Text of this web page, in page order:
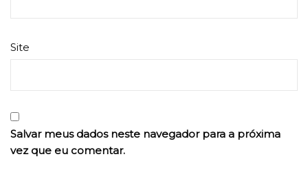
Site
Salvar meus dados neste navegador para a próxima
vez que eu comentar.